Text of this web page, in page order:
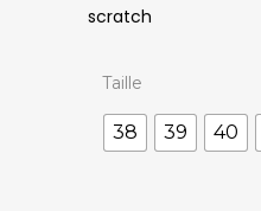
scratch
Taille
38 39 40